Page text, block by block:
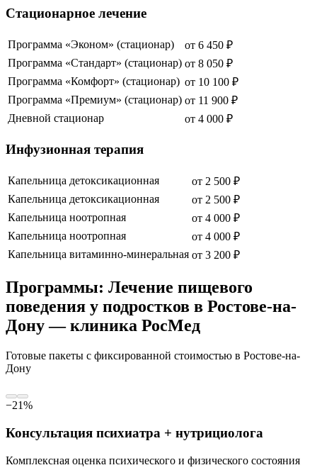
Стационарное лечение
Программа «Эконом» (стационар) от 6 450 ₽
Программа «Стандарт» (стационар) от 8 050 ₽
Программа «Комфорт» (стационар) от 10 100 ₽
Программа «Премиум» (стационар) от 11 900 ₽
Дневной стационар
от 4 000 ₽
Инфузионная терапия
Капельница детоксикационная от 2 500 ₽
Капельница детоксикационная
от 2 500 ₽
Капельница ноотропная
от 4 000 ₽
Капельница ноотропная
от 4 000 ₽
Капельница витаминно-минеральная от 3 200 ₽
Программы: Лечение пищевого
поведения у подростков в Ростове-на-
Дону — клиника РосМед
Готовые пакеты с фиксированной стоимостью в Ростове-на-
Дону
−21%
Консультация психиатра + нутрициолога
Комплексная оценка психического и физического состояния